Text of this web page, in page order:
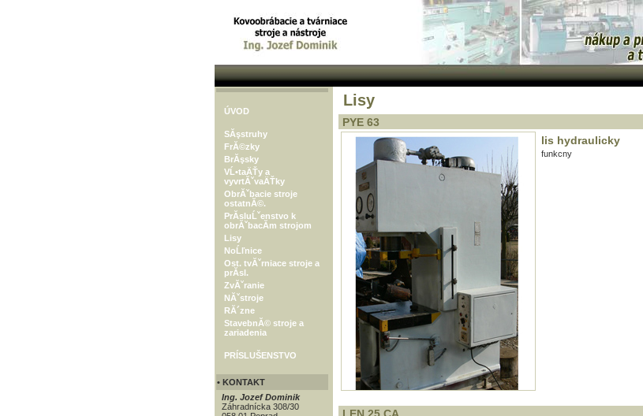
ÚVOD
SĂşstruhy
FrĂ©zky
BrĂşsky
VĹ•taÄŤy a
vyvrtĂˇvaÄŤky
ObrĂˇbacie stroje
ostatnĂ©.
PrĂ­sluĹˇenstvo k
obrĂˇbacĂ­m strojom
Lisy
NoĹľnice
Ost. tvĂˇrniace stroje a
prĂ­sl.
ZvĂˇranie
NĂˇstroje
RĂ´zne
StavebnĂ© stroje a
zariadenia
PRÍSLUŠENSTVO
• KONTAKT
Ing. Jozef Dominik
Záhradnícka 308/30
Lisy
PYE 63
lis hydraulicky
funkcny